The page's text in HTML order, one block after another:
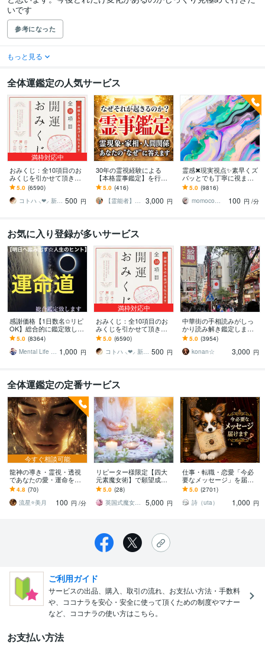
いです
参考になった
もっと見る
全体運鑑定の人気サービス
満枠対応中
おみくじ：全10項目のお
みくじを引かせて頂きま
す ㊙あなた様がこの先ど
う進むかの道しるべにな
さってください！
5.0 (6590)
コトハ ⸜❤︎⸝ 新サービス提供開始✨️ 500 円
30年の霊視経験による
【本格霊事鑑定】を行い
ます 霊現象・家相・家
系・先祖・土地・人間関
係・悪縁・因縁・厄払い
5.0 (416)
【霊能者】天晴
3,000 円
霊感✖現実視点✨素早くズ
バッとでも丁寧に視ます
❣️プロ鑑定師の総合鑑定⭐
お気軽に✨魂をやわらかく
かろやかに
5.0 (9816)
momocoママ
100 円 /分
お気に入り登録が多いサービス
感謝価格【1日数名✩リピ
OK】総合的に鑑定致しま
す ✞後悔させません【未
来を良くする✩人生のヒン
ト】アドバイス付
5.0 (8364)
Mental Life Design 1,000 円
満枠対応中
おみくじ：全10項目のお
みくじを引かせて頂きま
す ㊙あなた様がこの先ど
う進むかの道しるべにな
さってください！
5.0 (6590)
コトハ ⸜❤︎⸝ 新サービス提供開始✨️ 500 円
中華街の手相読みがしっ
かり読み解き鑑定します
☆今後10年ほどの流れか
ら、良い時期、悪い時期
もお伝えします
5.0 (3954)
konan☆
3,000 円
全体運鑑定の定番サービス
今すぐ相談可能
龍神の導き・霊視・透視
であなたの愛・運命を視
ます 仕事・恋愛・人間関
係・人生の流れを龍神の
力で鑑定していきます
4.8 (70)
流星⭐️美月
100 円 /分
リピーター様限定【四大
元素魔女術】で願望成就
します ☆7時間の本格施術
＋28日間のお祈り付き
5.0 (28)
英国式魔女☆トリケトラ
5,000 円
仕事・転職・恋愛「今必
要なメッセージ」を届け
ます 1〜3ヶ月の流れ◇20
26年後半の運勢を静かに
紐解きます
5.0 (2701)
詩（uta）
1,000 円
ご利用ガイド
サービスの出品、購入、取引の流れ、お支払い方法・手数料
や、ココナラを安心・安全に使って頂くための制度やマナー
など、ココナラの使い方はこちら。
お支払い方法